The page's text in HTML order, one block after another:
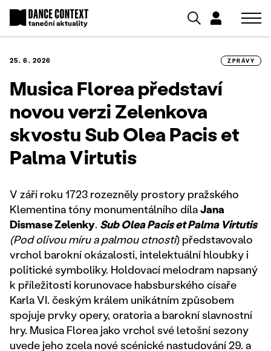
25. 6. 2026 ZPRÁVY
Musica Florea představí
novou verzi Zelenkova
skvostu Sub Olea Pacis et
Palma Virtutis
V září roku 1723 rozezněly prostory pražského
Klementina tóny monumentálního dílaJana
Dismase Zelenky. Sub Olea Pacis et Palma Virtutis
(Pod olivou míru a palmou ctnosti) představovalo
vrchol barokní okázalosti, intelektuální hloubky i
politické symboliky. Holdovací melodram napsaný
k příležitosti korunovace habsburského císaře
Karla VI. českým králem unikátním způsobem
spojuje prvky opery, oratoria a barokní slavnostní
hry. Musica Florea jako vrchol své letošní sezony
uvede jeho zcela nové scénické nastudování 29. a